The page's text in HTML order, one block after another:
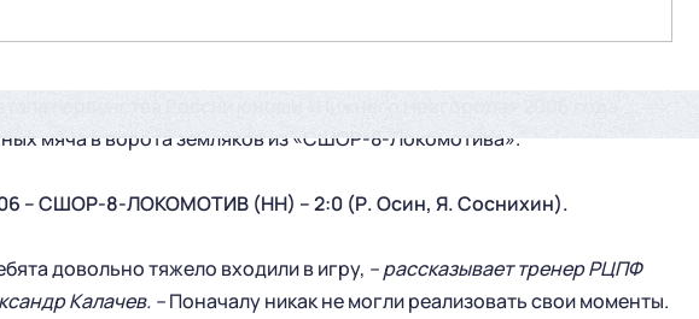
мяча в ворота земляков из «СШОР-8-Локомотива».
– СШОР-8-ЛОКОМОТИВ (НН) – 2:0 (Р. Осин, Я. Соснихин).
довольно тяжело входили в игру, – рассказывает тренер РЦПФ
Калачев. –Поначалу никак не могли реализовать свои моменты.